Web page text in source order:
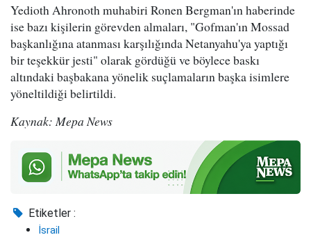
Yedioth Ahronoth muhabiri Ronen Bergman'ın haberinde
ise bazı kişilerin görevden almaları, "Gofman'ın Mossad
başkanlığına atanması karşılığında Netanyahu'ya yaptığı
bir teşekkür jesti" olarak gördüğü ve böylece baskı
altındaki başbakana yönelik suçlamaların başka isimlere
yöneltildiği belirtildi.
Kaynak: Mepa News
Etiketler :
İsrail